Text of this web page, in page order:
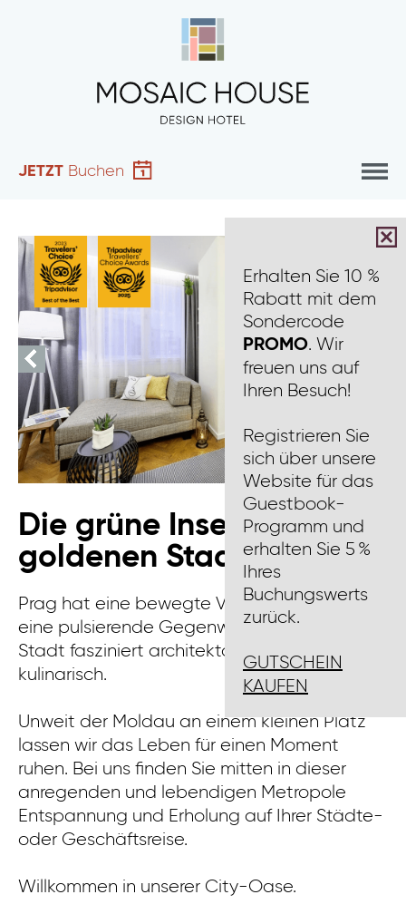
JETZT Buchen
Erhalten Sie 10 %
Rabatt mit dem
Sondercode
PROMO. Wir
freuen uns auf
Ihren Besuch!
Registrieren Sie
sich über unsere
Website für das
Guestbook-
Programm und
erhalten Sie 5 %
Ihres
Buchungswerts
zurück.
GUTSCHEIN
KAUFEN
Die grüne Insel in der
goldenen Stadt
Prag hat eine bewegte Vergangenheit und
eine pulsierende Gegenwart. Die goldene
Stadt fasziniert architektonisch, kulturell und
kulinarisch.
Unweit der Moldau an einem kleinen Platz
lassen wir das Leben für einen Moment
ruhen. Bei uns finden Sie mitten in dieser
anregenden und lebendigen Metropole
Entspannung und Erholung auf Ihrer Städte-
oder Geschäftsreise.
Willkommen in unserer City-Oase.